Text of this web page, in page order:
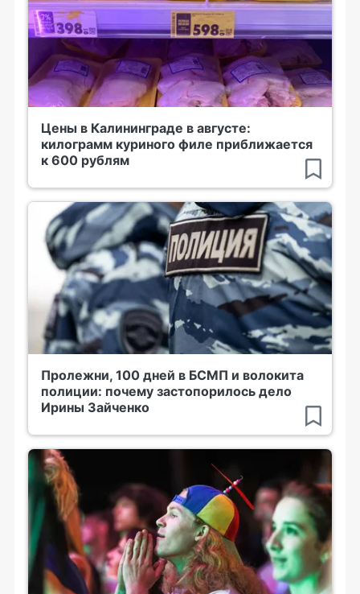
Цены в Калининграде в августе:
килограмм куриного филе приближается
к 600 рублям
Пролежни, 100 дней в БСМП и волокита
полиции: почему застопорилось дело
Ирины Зайченко